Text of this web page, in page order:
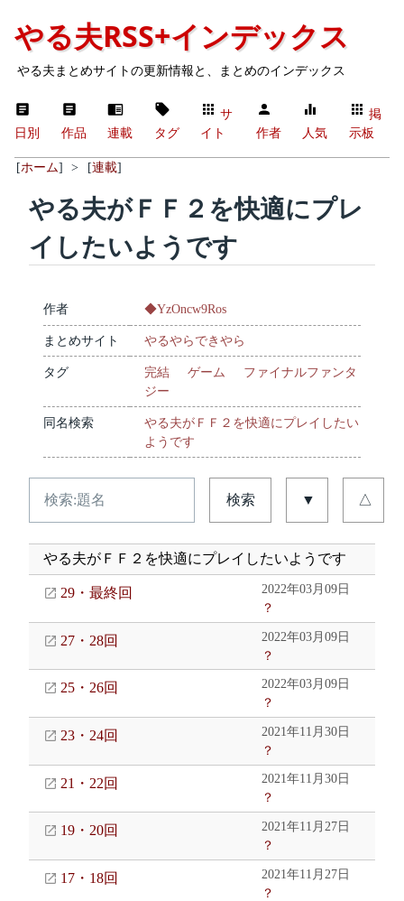
やる夫RSS+インデックス
やる夫まとめサイトの更新情報と、まとめのインデックス
日別 作品 連載 タグ
サ
イト
作者 人気
掲
示板
[ホーム] > [連載]
やる夫がＦＦ２を快適にプレ
イしたいようです
作者 ◆YzOncw9Ros
まとめサイト やるやらできやら
タグ 完結 ゲーム
ファイナルファンタ
ジー
同名検索
やる夫がＦＦ２を快適にプレイしたい
ようです
検索 ▼ △
やる夫がＦＦ２を快適にプレイしたいようです
29・最終回
2022年03月09日
？
27・28回
2022年03月09日
？
25・26回
2022年03月09日
？
23・24回
2021年11月30日
？
21・22回
2021年11月30日
？
19・20回
2021年11月27日
？
17・18回
2021年11月27日
？